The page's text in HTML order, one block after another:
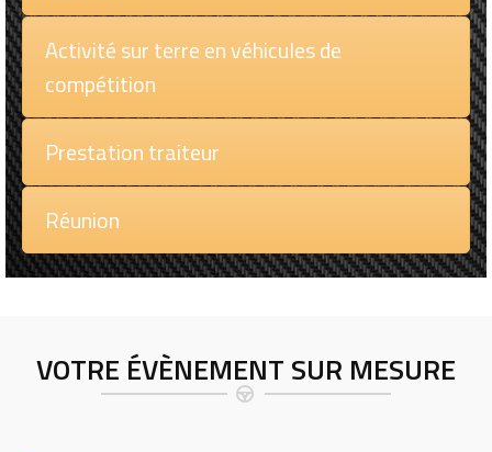
Activité sur terre en véhicules de
compétition
Prestation traiteur
Réunion
VOTRE ÉVÈNEMENT SUR MESURE